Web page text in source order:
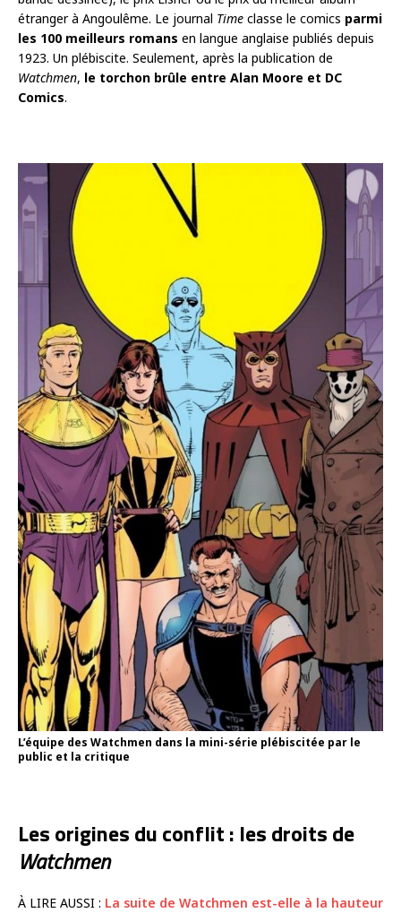
étranger à Angoulême. Le journal Time classe le comics parmi
les 100 meilleurs romans en langue anglaise publiés depuis
1923. Un plébiscite. Seulement, après la publication de
Watchmen, le torchon brûle entre Alan Moore et DC
Comics.
L’équipe des Watchmen dans la mini-série plébiscitée par le
public et la critique
Les origines du conflit : les droits de
Watchmen
À LIRE AUSSI : La suite de Watchmen est-elle à la hauteur